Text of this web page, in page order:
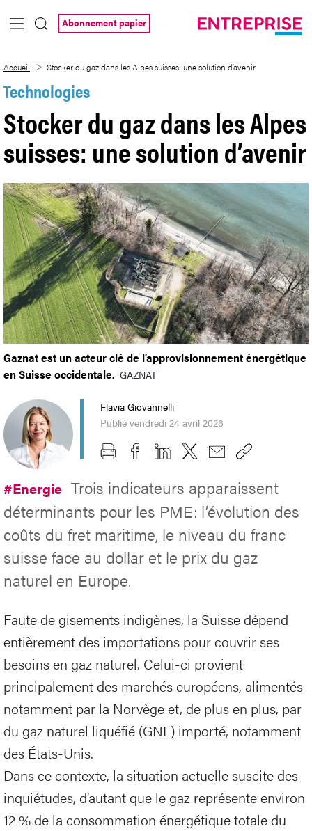
Saut au contenu principal
Abonnement papier
Accueil Stocker du gaz dans les Alpes suisses: une solution d’avenir
Technologies
Stocker du gaz dans les Alpes
suisses: une solution d’avenir
Gaznat est un acteur clé de l’approvisionnement énergétique
en Suisse occidentale. GAZNAT
Flavia Giovannelli
Publié vendredi 24 avril 2026
#Energie Trois indicateurs apparaissent
déterminants pour les PME: l’évolution des
coûts du fret maritime, le niveau du franc
suisse face au dollar et le prix du gaz
naturel en Europe.
Faute de gisements indigènes, la Suisse dépend
entièrement des importations pour couvrir ses
besoins en gaz naturel. Celui-ci provient
principalement des marchés européens, alimentés
notamment par la Norvège et, de plus en plus, par
du gaz naturel liquéfié (GNL) importé, notamment
des États-Unis.
Dans ce contexte, la situation actuelle suscite des
inquiétudes, d’autant que le gaz représente environ
12 % de la consommation énergétique totale du